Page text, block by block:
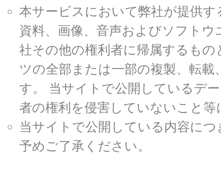
本サービスにおいて弊社が提供
資料、画像、音声およびソフト
社その他の権利者に帰属するも
ツの全部または一部の複製、転
す。 当サイトで公開しているデ
者の権利を侵害していないこと
当サイトで公開している内容に
予めご了承ください。